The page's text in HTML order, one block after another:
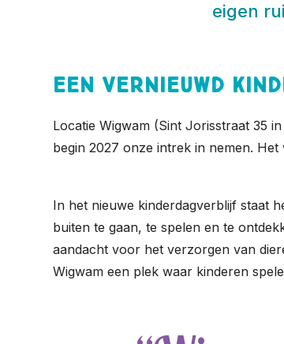
eigen
Een vernieuwd
Locatie Wigwam (Sint Jorisstraat 35
begin 2027 onze intrek in nemen.
In het nieuwe kinderdagverblijf staat
buiten te gaan, te spelen en te
aandacht voor het verzorgen van
Wigwam een plek waar kinderen